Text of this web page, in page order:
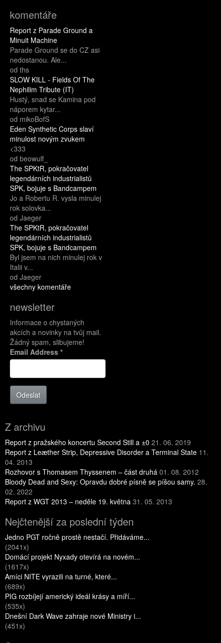
komentáře
Report z Parade Ground a
Minuit Machine
Parade Ground se do CZ asi
nedostanou. Ale...
od ths
SLOW KILL - Fields Of The
Nephilim Tribute (IT)
Hustý, snad se Kamina pod
náporem kytar...
od mikoBofS
Eden Synthetic Corps slaví
minulost novým zvukem
<333
od beowulf_
The SPKtR, pokračovatel
legendárních industrialistů
SPK, bojuje s Bandcampem
Jo a Robertu R. vysla minulej
rok solovka...
od Jaeger
The SPKtR, pokračovatel
legendárních industrialistů
SPK, bojuje s Bandcampem
Byl jsem na nich minulej rok v
Italii v...
od Jaeger
všechny komentáře
newsletter
Informace o chystaných
akcích a novinky na tvůj mail.
Žádný spam, slibujeme!
Email Address *
Odeslat
Z archivu
Report z pražského koncertu Second Still a ±0 21. 06. 2019
Report z Leæther Strip, Depressive Disorder a Terminal State 11.
04. 2013
Rozhovor s Thomasem Thyssenem – část druhá 01. 08. 2012
Bloody Dead and Sexy: Opravdu dobré písně se píšou samy. 28.
02. 2022
Report z WGT 2013 – neděle 19. května 31. 05. 2013
Nejčtenější za poslední týden
Jedno PGT ročně prostě nestačí. Přidáváme...
(2041x)
Domácí projekt Nyxady otevírá na novém...
(1617x)
Amíci NITE vyrazili na turné, které...
(689x)
PIG rozbíjejí americký ideál krásy a míří...
(535x)
Dnešní Dark Wave zahraje nové Ministry i...
(451x)